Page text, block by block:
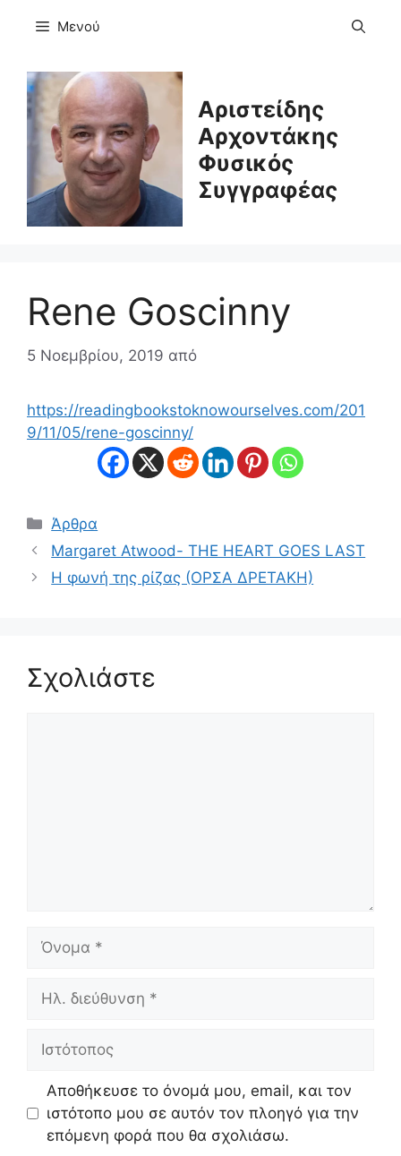
Μενού
Αριστείδης
Αρχοντάκης
Φυσικός
Συγγραφέας
Rene Goscinny
5 Νοεμβρίου, 2019 από
https://readingbookstoknowourselves.com/201
9/11/05/rene-goscinny/
Κατηγορίες
Άρθρα
Margaret Atwood- THE HEART GOES LAST
Η φωνή της ρίζας (ΟΡΣΑ ΔΡΕΤΑΚΗ)
Σχολιάστε
διεύθυνση
Αποθήκευσε το όνομά μου, email, και τον
ιστότοπο μου σε αυτόν τον πλοηγό για την
επόμενη φορά που θα σχολιάσω.